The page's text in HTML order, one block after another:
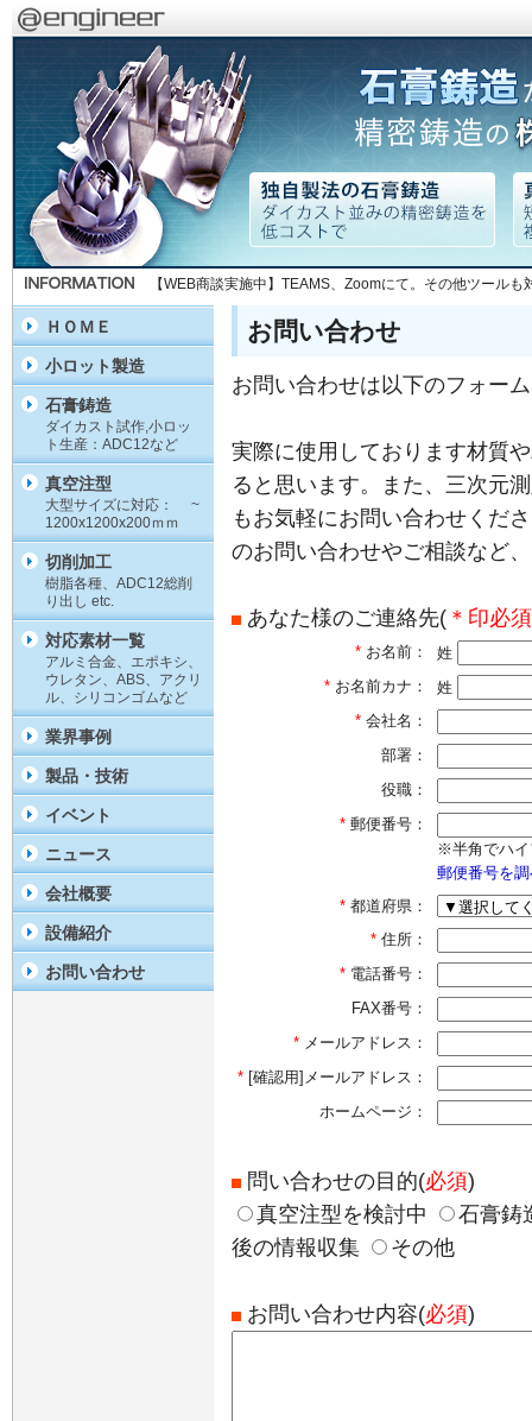
【WEB商談実施中】TEAMS、Zoomにて。その他ツールも
お問い合わせ
お問い合わせは以下のフォー
実際に使用しております材質
ると思います。また、三次元
もお気軽にお問い合わせくだ
のお問い合わせやご相談など
あなた様のご連絡先(＊印必須
* お名前：
姓
* お名前カナ：
姓
* 会社名：
部署：
役職：
* 郵便番号：
※半角でハイ
郵便番号を
* 都道府県：
* 住所：
* 電話番号：
FAX番号：
* メールアドレス：
* [確認用]メールアドレス：
ホームページ：
問い合わせの目的(必須)
真空注型を検討中
石膏鋳
後の情報収集
その他
お問い合わせ内容(必須)
ＨＯＭＥ
小ロット製造
石膏鋳造
ダイカスト試作,小ロッ
ト生産：ADC12など
真空注型
大型サイズに対応： ~
1200x1200x200ｍｍ
切削加工
樹脂各種、ADC12総削
り出し etc.
対応素材一覧
アルミ合金、エポキシ、
ウレタン、ABS、アクリ
ル、シリコンゴムなど
業界事例
製品・技術
イベント
ニュース
会社概要
設備紹介
お問い合わせ